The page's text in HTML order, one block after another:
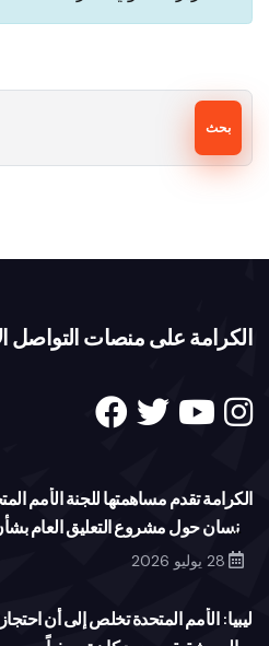
الكرامة على منصات التواصل
الكرامة تقدم مساهمتها للجنة الأمم
الإنسان حول مشروع التعليق العام
تكوين الجمعيات
28 يوليو 2026
ليبيا: الأمم المتحدة تخلص إلى أن